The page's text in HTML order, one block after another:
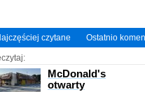
czytane Ostatnio
McDonald's
otwarty